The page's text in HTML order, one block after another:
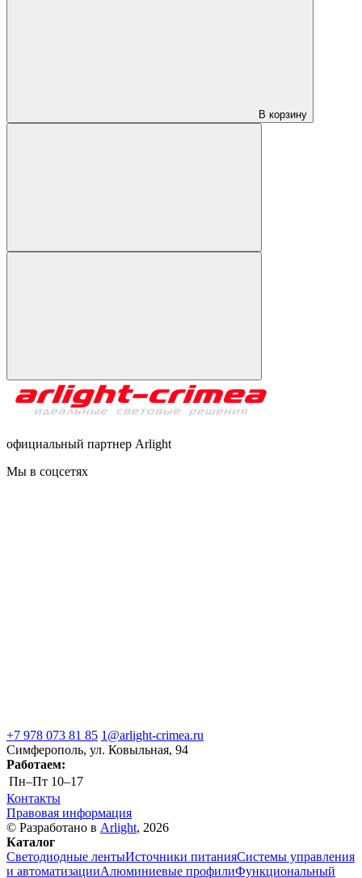
В корзину
официальный партнер Arlight
Мы в соцсетях
+7 978 073 81 85 1@arlight-crimea.ru
Симферополь, ул. Ковыльная, 94
Работаем:
Пн–Пт 10–17
Контакты
Правовая информация
© Разработано в Arlight, 2026
Каталог
Светодиодные лентыИсточники питанияСистемы управления
и автоматизацииАлюминиевые профилиФункциональный